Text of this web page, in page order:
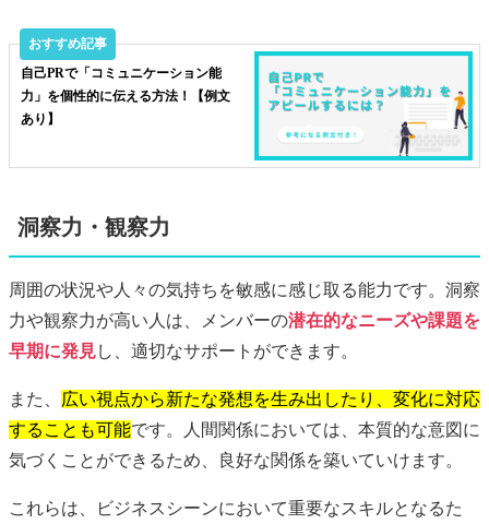
自己PRで「コミュニケーション能
力」を個性的に伝える方法！【例文
あり】
洞察力・観察力
周囲の状況や人々の気持ちを敏感に感じ取る能力です。洞察
力や観察力が高い人は、メンバーの潜在的なニーズや課題を
早期に発見し、適切なサポートができます。
また、
広い視点から新たな発想を生み出したり、変化に対応
することも可能です。人間関係においては、本質的な意図に
気づくことができるため、良好な関係を築いていけます。
これらは、ビジネスシーンにおいて重要なスキルとなるた